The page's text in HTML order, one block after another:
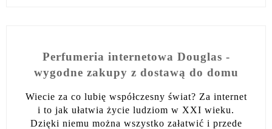
Perfumeria internetowa Douglas -
wygodne zakupy z dostawą do domu
Wiecie za co lubię współczesny świat? Za internet
i to jak ułatwia życie ludziom w XXI wieku.
Dzięki niemu można wszystko załatwić i przede